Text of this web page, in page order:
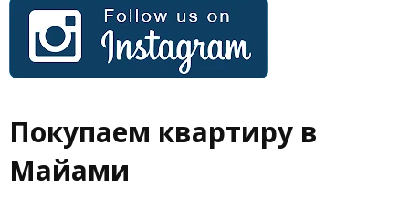
Покупаем квартиру в
Майами